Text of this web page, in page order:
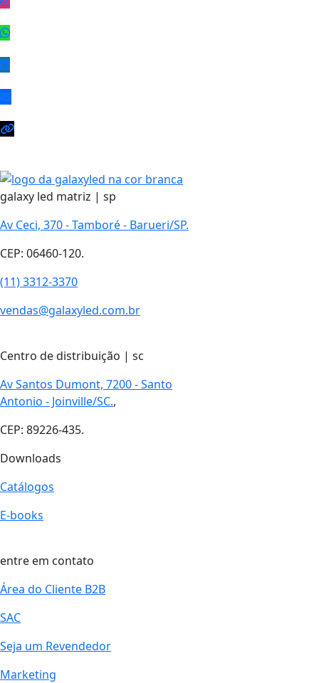
galaxy led matriz | sp
Av Ceci, 370 - Tamboré - Barueri/SP.
CEP: 06460-120.
(11) 3312-3370
vendas@galaxyled.com.br
Centro de distribuição | sc
Av Santos Dumont, 7200 - Santo
Antonio - Joinville/SC.,
CEP: 89226-435.
Downloads
Catálogos
E-books
entre em contato
Área do Cliente B2B
SAC
Seja um Revendedor
Marketing